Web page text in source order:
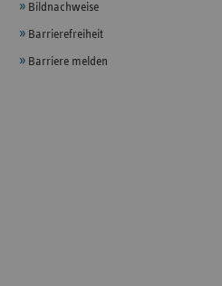
Bildnachweise
Barrierefreiheit
Barriere melden